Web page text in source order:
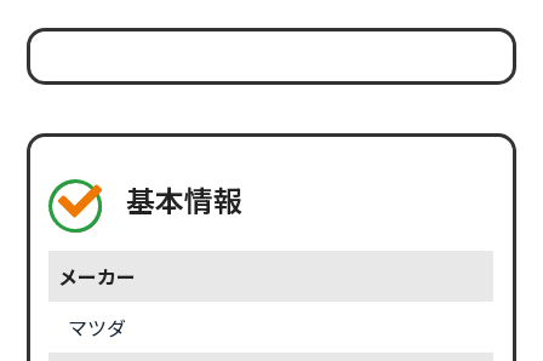
基本情報
メーカー
マツダ